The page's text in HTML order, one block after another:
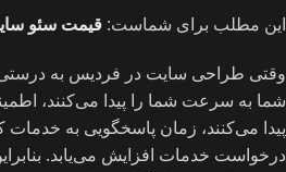
این مطلب برای شماست: قیمت سئو
وقتی طراحی سایت در فردیس به
شما به سرعت شما را پیدا می‌کنند،
پیدا می‌کنند، زمان پاسخگویی به
درخواست خدمات افزایش می‌یابد.